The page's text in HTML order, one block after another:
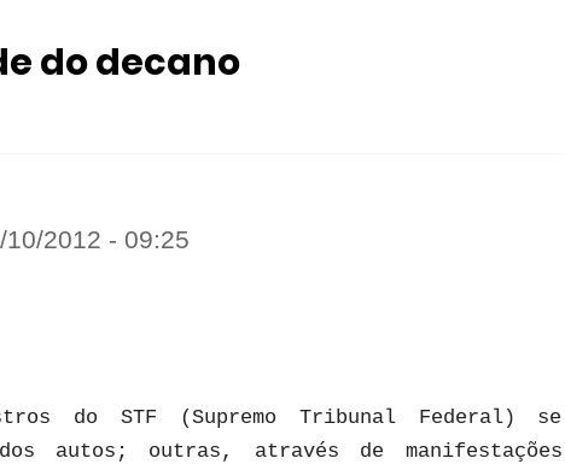
do decano
2012 - 09:25
do STF (Supremo Tribunal Federal) se
autos; outras, através de manifestações